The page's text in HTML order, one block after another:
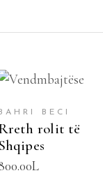
SHTOJE NË
SHPORTË
BECI
rolit të
Shqipes
L